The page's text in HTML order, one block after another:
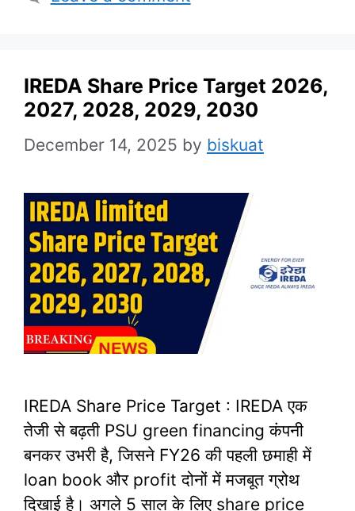
IREDA Share Price Target 2026,
2027, 2028, 2029, 2030
December 14, 2025 by biskuat
IREDA Share Price Target : IREDA एक
तेजी से बढ़ती PSU green financing कंपनी
बनकर उभरी है, जिसने FY26 की पहली छमाही में
loan book और profit दोनों में मजबूत ग्रोथ
दिखाई है। अगले 5 साल के लिए share price